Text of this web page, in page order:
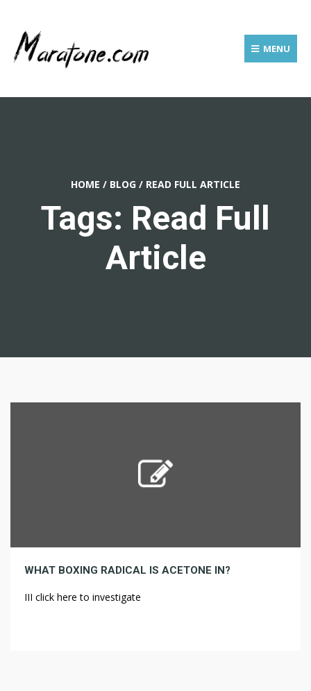
MENU
HOME / BLOG / READ FULL ARTICLE
Tags: Read Full
Article
WHAT BOXING RADICAL IS ACETONE IN?
III click here to investigate